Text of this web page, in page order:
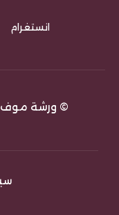
انستغرام
© ورشة موف